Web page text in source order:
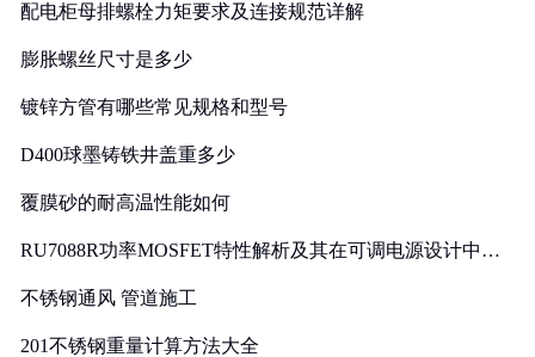
配电柜母排螺栓力矩要求及连接规范详解
膨胀螺丝尺寸是多少
镀锌方管有哪些常见规格和型号
D400球墨铸铁井盖重多少
覆膜砂的耐高温性能如何
RU7088R功率MOSFET特性解析及其在可调电源设计中的
不锈钢通风 管道施工
201不锈钢重量计算方法大全